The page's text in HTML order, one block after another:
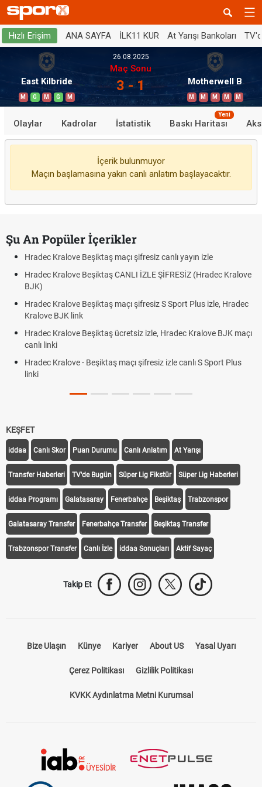
Hızlı Erişim ANA SAYFA İLK11 KUR At Yarışı Bankoları
East Kilbride
M G M G M
26.08.2025
Maç Sonu
3 - 1 Motherwell B
M M M M M
Olaylar Kadrolar İstatistik Baskı Haritası
Yeni
İçerik bulunmuyor
Maçın başlamasına yakın canlı anlatım başlayacaktır.
Şu An Popüler İçerikler
Hradec Kralove Beşiktaş maçı şifresiz canlı yayın izle
Hradec Kralove Beşiktaş CANLI İZLE ŞİFRESİZ (Hradec Kralove
BJK)
Hradec Kralove Beşiktaş maçı şifresiz S Sport Plus izle, Hradec
Kralove BJK link
Hradec Kralove Beşiktaş ücretsiz izle, Hradec Kralove BJK maçı
canlı linki
Hradec Kralove - Beşiktaş maçı şifresiz izle canlı S Sport Plus
linki
KEŞFET
iddaa Canlı Skor Puan Durumu Canlı Anlatım At Yarışı
Transfer Haberleri TV'de Bugün Süper Lig Fikstür Süper Lig Haberleri
iddaa Programı Galatasaray Fenerbahçe Beşiktaş Trabzonspor
Galatasaray Transfer Fenerbahçe Transfer Beşiktaş Transfer
Trabzonspor Transfer Canlı İzle iddaa Sonuçları Aktif Sayaç
Takip Et
Bize Ulaşın Künye Kariyer About US Yasal Uyarı
Çerez Politikası Gizlilik Politikası
KVKK Aydınlatma Metni Kurumsal